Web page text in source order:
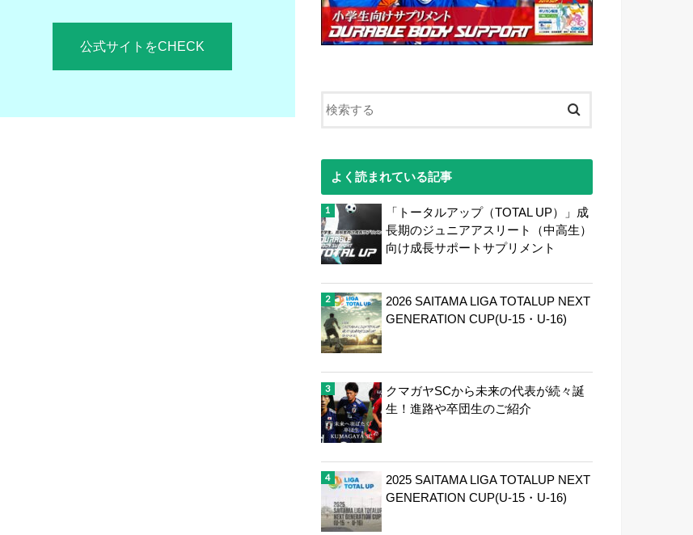
公式サイトをCHECK
よく読まれている記事
「トータルアップ（TOTAL UP）」成
長期のジュニアアスリート（中高生）
向け成長サポートサプリメント
2026 SAITAMA LIGA TOTALUP NEXT
GENERATION CUP(U-15・U-16)
クマガヤSCから未来の代表が続々誕
生！進路や卒団生のご紹介
2025 SAITAMA LIGA TOTALUP NEXT
GENERATION CUP(U-15・U-16)